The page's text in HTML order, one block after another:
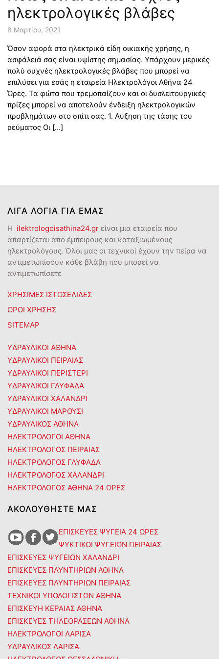
ηλεκτρολογικές βλάβες
8 Μαρτίου, 2021
Όσον αφορά στα ηλεκτρικά είδη οικιακής χρήσης, η
ασφάλειά σας είναι υψίστης σημασίας. Υπάρχουν μερικές
πολύ συχνές ηλεκτρολογικές βλάβες που μπορεί να
επιλύσει για εσάς η εταιρεία Ηλεκτρολόγοι Αθήνα 24
Ώρες. Τα φώτα που τρεμοπαίζουν και οι δυσλειτουργικές
πρίζες μπορεί να αποτελούν ένδειξη ηλεκτρολογικών
προβλημάτων στο σπίτι σας. 1. Αύξηση της τάσης του
ρεύματος Οι […]
ΛΙΓΑ ΛΌΓΙΑ ΓΙΑ ΕΜΆΣ
Η ilektrologoisathina24.gr είναι μια εταιρεία που
απαρτίζεται απο έμπειρους και καταξιωμένους
ηλεκτρολόγους. Όλοι μας οι τεχνικοί έχουν την πείρα να
αντιμετωπίσουν κάθε βλάβη που μπορεί να
αντιμετωπίσετε
ΧΡΗΣΙΜΕΣ ΙΣΤΟΣΕΛΙΔΕΣ
ΟΡΟΙ ΧΡΗΣΗΣ
SITEMAP
ΥΔΡΑΥΛΙΚΟΙ ΑΘΗΝΑ
ΥΔΡΑΥΛΙΚΟΙ ΠΕΙΡΑΙΑΣ
ΥΔΡΑΥΛΙΚΟΙ ΠΕΡΙΣΤΕΡΙ
ΥΔΡΑΥΛΙΚΟΙ ΓΛΥΦΑΔΑ
ΥΔΡΑΥΛΙΚΟΙ ΧΑΛΑΝΔΡΙ
ΥΔΡΑΥΛΙΚΟΙ ΜΑΡΟΥΣΙ
ΥΔΡΑΥΛΙΚΟΣ ΑΘΗΝΑ
ΗΛΕΚΤΡΟΛΟΓΟΙ ΑΘΗΝΑ
ΗΛΕΚΤΡΟΛΟΓΟΣ ΠΕΙΡΑΙΑΣ
ΗΛΕΚΤΡΟΛΟΓΟΣ ΓΛΥΦΑΔΑ
ΗΛΕΚΤΡΟΛΟΓΟΣ ΧΑΛΑΝΔΡΙ
ΗΛΕΚΤΡΟΛΟΓΟΣ ΑΘΗΝΑ 24 ΩΡΕΣ
ΑΚΟΛΟΥΘΗΣΤΕ ΜΑΣ
ΕΠΙΣΚΕΥΕΣ ΨΥΓΕΙΑ 24 ΩΡΕΣ
ΨΥΚΤΙΚΟΙ ΨΥΓΕΙΩΝ ΠΕΙΡΑΙΑΣ
ΕΠΙΣΚΕΥΕΣ ΨΥΓΕΙΩΝ ΧΑΛΑΝΔΡΙ
ΕΠΙΣΚΕΥΕΣ ΠΛΥΝΤΗΡΙΩΝ ΑΘΗΝΑ
ΕΠΙΣΚΕΥΕΣ ΠΛΥΝΤΗΡΙΩΝ ΠΕΙΡΑΙΑΣ
ΤΕΧΝΙΚΟΙ ΥΠΟΛΟΓΙΣΤΩΝ ΑΘΗΝΑ
ΕΠΙΣΚΕΥΗ ΚΕΡΑΙΑΣ ΑΘΗΝΑ
ΕΠΙΣΚΕΥΕΣ ΤΗΛΕΟΡΑΣΕΩΝ ΑΘΗΝΑ
ΗΛΕΚΤΡΟΛΟΓΟΙ ΛΑΡΙΣΑ
ΥΔΡΑΥΛΙΚΟΣ ΛΑΡΙΣΑ